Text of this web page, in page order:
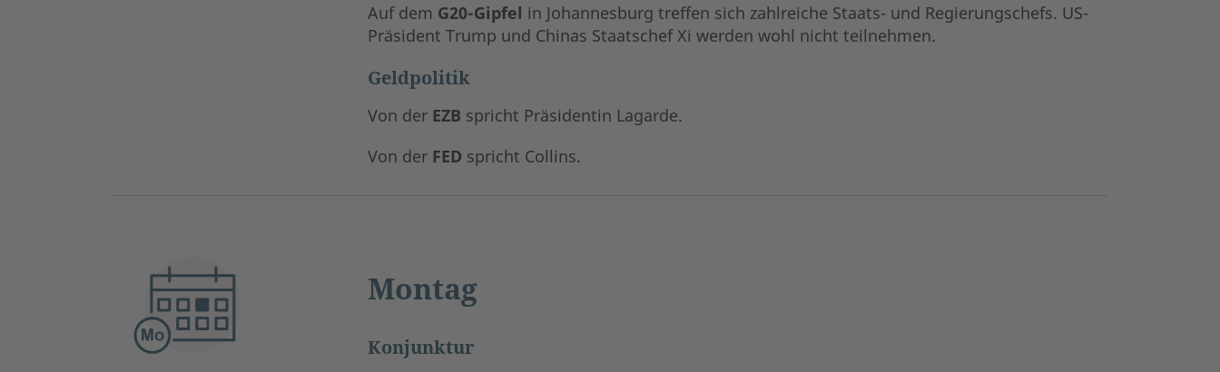
Auf dem G20-Gipfel in Johannesburg treffen sich zahlreiche Staats- und Regierungschefs. US-
Präsident Trump und Chinas Staatschef Xi werden wohl nicht teilnehmen.
Geldpolitik
Von der EZB spricht Präsidentin Lagarde.
Von der FED spricht Collins.
Montag
Konjunktur